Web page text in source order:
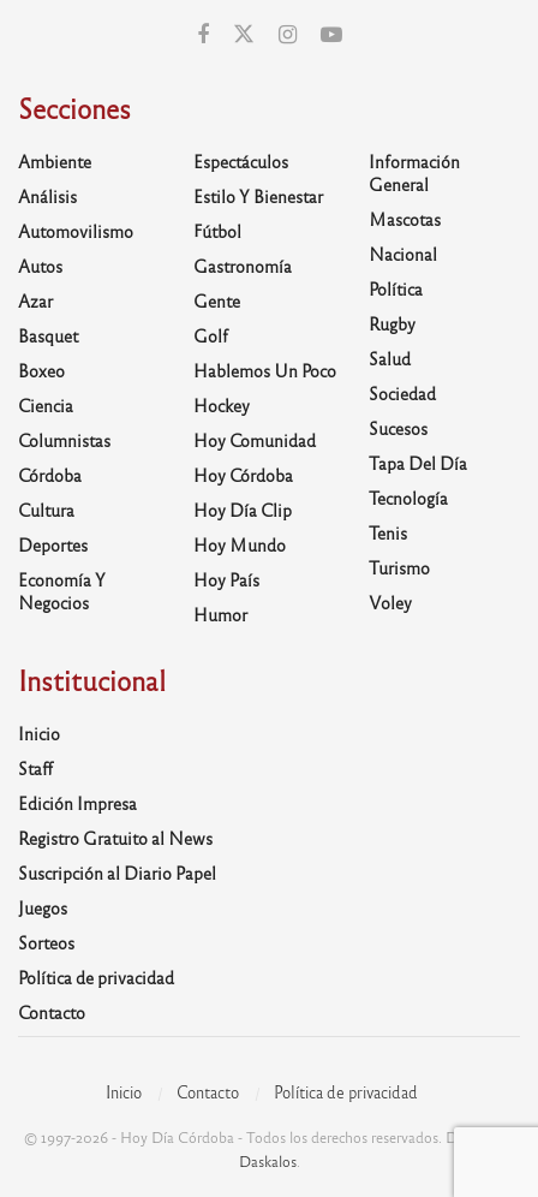
Secciones
Ambiente
Análisis
Automovilismo
Autos
Azar
Basquet
Boxeo
Ciencia
Columnistas
Córdoba
Cultura
Deportes
Economía Y
Negocios
Espectáculos
Estilo Y Bienestar
Fútbol
Gastronomía
Gente
Golf
Hablemos Un Poco
Hockey
Hoy Comunidad
Hoy Córdoba
Hoy Día Clip
Hoy Mundo
Hoy País
Humor
Información
General
Mascotas
Nacional
Política
Rugby
Salud
Sociedad
Sucesos
Tapa Del Día
Tecnología
Tenis
Turismo
Voley
Institucional
Inicio
Staff
Edición Impresa
Registro Gratuito al News
Suscripción al Diario Papel
Juegos
Sorteos
Política de privacidad
Contacto
Inicio Contacto Política de privacidad
© 1997-2026 - Hoy Día Córdoba - Todos los derechos reservados. Desarrolla:
Daskalos.